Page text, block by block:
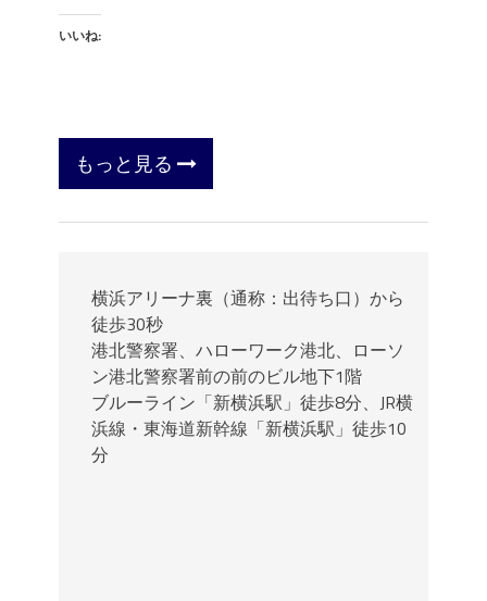
ー募集!!
いいね:
もっと見る
横浜アリーナ裏（通称：出待ち口）から
徒歩30秒
港北警察署、ハローワーク港北、ローソ
ン港北警察署前の前のビル地下1階
ブルーライン「新横浜駅」徒歩8分、JR横
浜線・東海道新幹線「新横浜駅」徒歩10
分